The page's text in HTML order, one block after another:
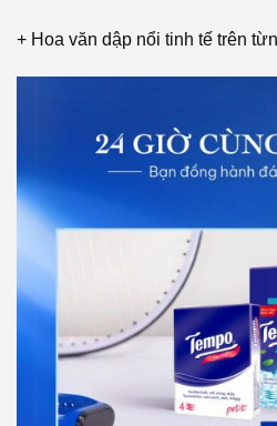
+ Hoa văn dập nổi tinh tế trên